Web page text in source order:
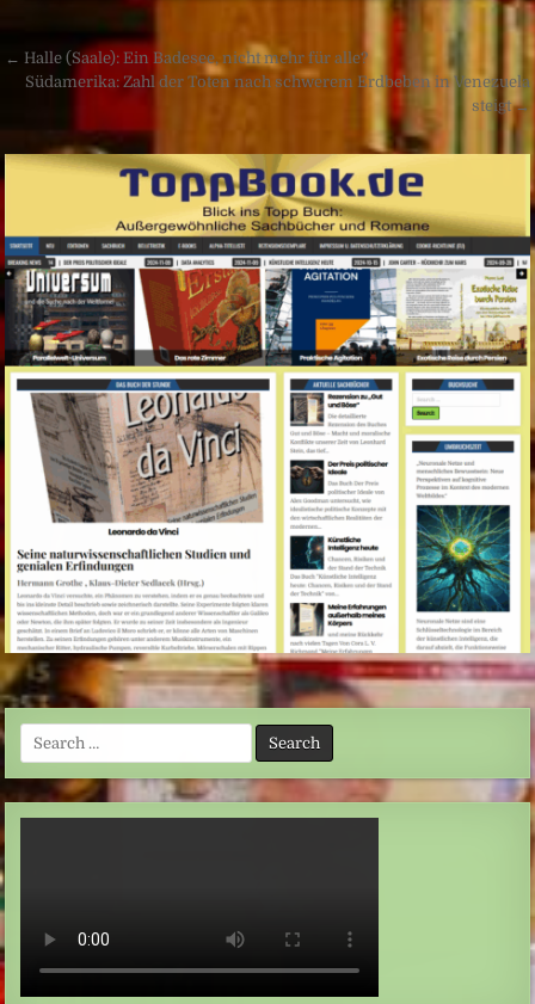
Beitragsnavigation
← Halle (Saale): Ein Badesee, nicht mehr für alle?
Südamerika: Zahl der Toten nach schwerem Erdbeben in Venezuela
steigt →
Search
for: